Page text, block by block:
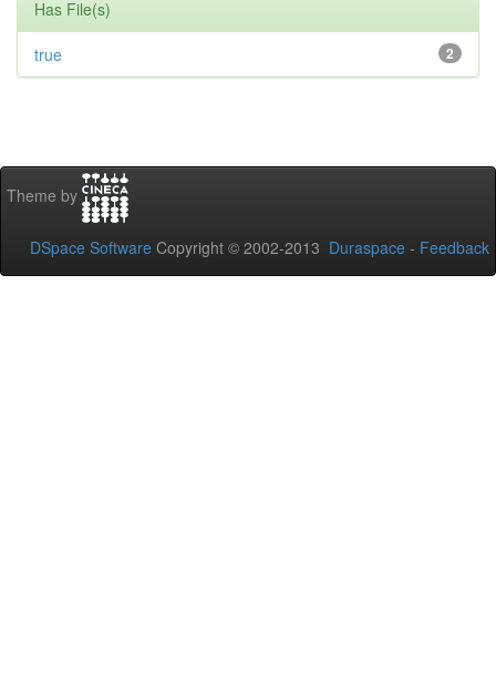
Has File(s)
2
true
Theme by
DSpace Software Copyright © 2002-2013 Duraspace - Feedback